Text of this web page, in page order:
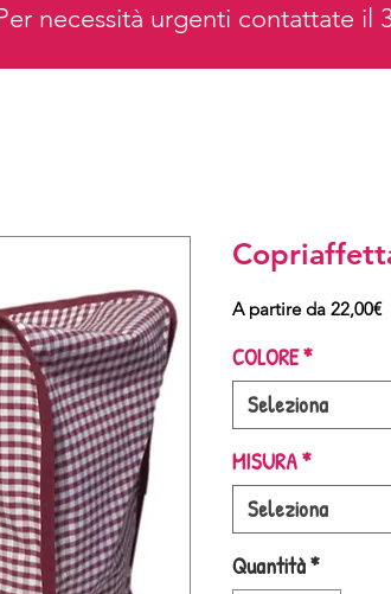
necessità urgenti contattate il
A partire da 22,00€
COLORE*
Seleziona
MISURA*
Seleziona
Quantità*